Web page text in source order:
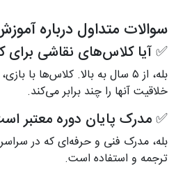
سوالات متداول درباره
✅ آیا کلاس‌های نقاشی برای
بله، از ۵ سال به بالا. کلاس‌ها
خلاقیت آنها را چند برابر می‌کند.
✅ مدرک پایان دوره معتبر
بله، مدرک فنی و حرفه‌ای که در
ترجمه و استفاده است.